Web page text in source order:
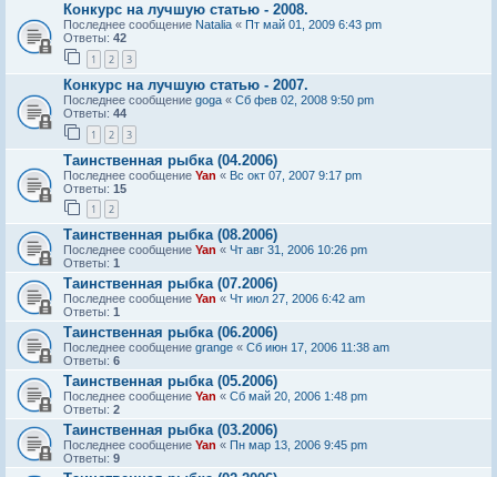
Конкурс на лучшую статью - 2008.
Последнее сообщение Natalia « Пт май 01, 2009 6:43 pm
Ответы: 42
1 2 3
Конкурс на лучшую статью - 2007.
Последнее сообщение goga « Сб фев 02, 2008 9:50 pm
Ответы: 44
1 2 3
Таинственная рыбка (04.2006)
Последнее сообщение Yan « Вс окт 07, 2007 9:17 pm
Ответы: 15
1 2
Таинственная рыбка (08.2006)
Последнее сообщение Yan « Чт авг 31, 2006 10:26 pm
Ответы: 1
Таинственная рыбка (07.2006)
Последнее сообщение Yan « Чт июл 27, 2006 6:42 am
Ответы: 1
Таинственная рыбка (06.2006)
Последнее сообщение grange « Сб июн 17, 2006 11:38 am
Ответы: 6
Таинственная рыбка (05.2006)
Последнее сообщение Yan « Сб май 20, 2006 1:48 pm
Ответы: 2
Таинственная рыбка (03.2006)
Последнее сообщение Yan « Пн мар 13, 2006 9:45 pm
Ответы: 9